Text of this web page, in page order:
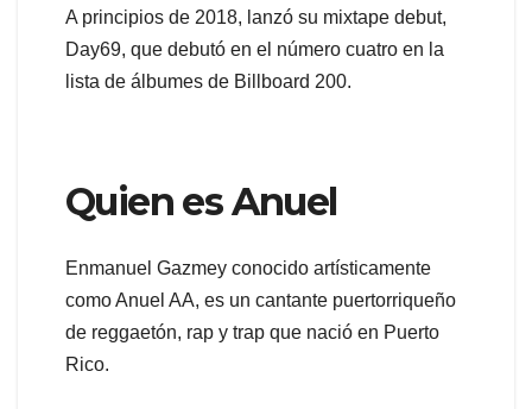
A principios de 2018, lanzó su mixtape debut,
Day69, que debutó en el número cuatro en la
lista de álbumes de Billboard 200.
Quien es Anuel
Enmanuel Gazmey conocido artísticamente
como Anuel AA, es un cantante puertorriqueño
de reggaetón, rap y trap que nació en Puerto
Rico.